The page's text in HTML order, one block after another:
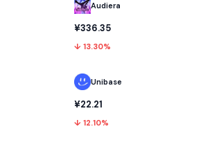
Audiera
¥336.35
↓ 13.30%
Unibase
¥22.21
↓ 12.10%